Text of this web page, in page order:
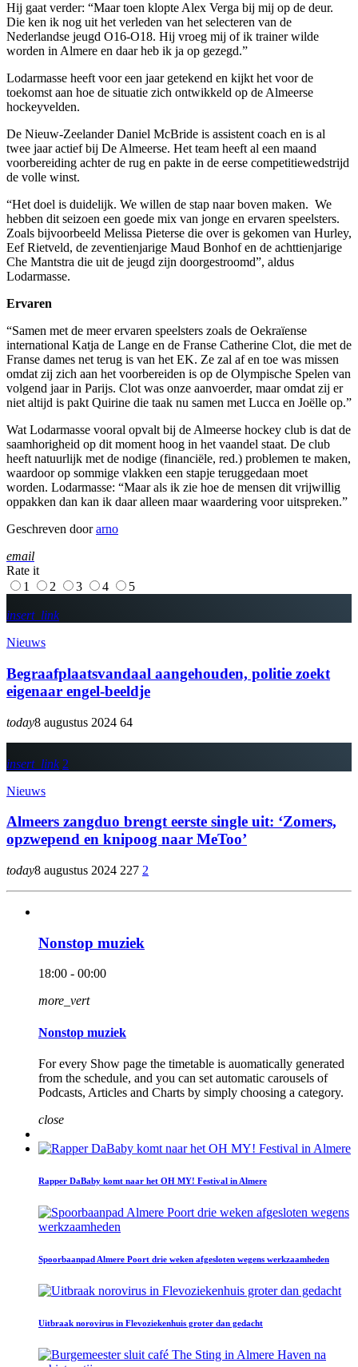
Hij gaat verder: “Maar toen klopte Alex Verga bij mij op de deur.
Die ken ik nog uit het verleden van het selecteren van de
Nederlandse jeugd O16-O18. Hij vroeg mij of ik trainer wilde
worden in Almere en daar heb ik ja op gezegd.”
Lodarmasse heeft voor een jaar getekend en kijkt het voor de
toekomst aan hoe de situatie zich ontwikkeld op de Almeerse
hockeyvelden.
De Nieuw-Zeelander Daniel McBride is assistent coach en is al
twee jaar actief bij De Almeerse. Het team heeft al een maand
voorbereiding achter de rug en pakte in de eerse competitiewedstrijd
de volle winst.
“Het doel is duidelijk. We willen de stap naar boven maken. We
hebben dit seizoen een goede mix van jonge en ervaren speelsters.
Zoals bijvoorbeeld Melissa Pieterse die over is gekomen van Hurley,
Eef Rietveld, de zeventienjarige Maud Bonhof en de achttienjarige
Che Mantstra die uit de jeugd zijn doorgestroomd”, aldus
Lodarmasse.
Ervaren
“Samen met de meer ervaren speelsters zoals de Oekraïense
international Katja de Lange en de Franse Catherine Clot, die met de
Franse dames net terug is van het EK. Ze zal af en toe was missen
omdat zij zich aan het voorbereiden is op de Olympische Spelen van
volgend jaar in Parijs. Clot was onze aanvoerder, maar omdat zij er
niet altijd is pakt Quirine die taak nu samen met Lucca en Joëlle op.”
Wat Lodarmasse vooral opvalt bij de Almeerse hockey club is dat de
saamhorigheid op dit moment hoog in het vaandel staat. De club
heeft natuurlijk met de nodige (financiële, red.) problemen te maken,
waardoor op sommige vlakken een stapje teruggedaan moet
worden. Lodarmasse: “Maar als ik zie hoe de mensen dit vrijwillig
oppakken dan kan ik daar alleen maar waardering voor uitspreken.”
Geschreven doorarno
email
Rate it
1
2 3 4 5
insert_link
Nieuws
Begraafplaatsvandaal aangehouden, politie zoekt
eigenaar engel-beeldje
today8 augustus 2024 64
insert_link 2
Nieuws
Almeers zangduo brengt eerste single uit: ‘Zomers,
opzwepend en knipoog naar MeToo’
today8 augustus 2024 227 2
Nonstop muziek
18:00 - 00:00
more_vert
Nonstop muziek
For every Show page the timetable is auomatically generated
from the schedule, and you can set automatic carousels of
Podcasts, Articles and Charts by simply choosing a category.
close
Rapper DaBaby komt naar het OH MY! Festival in Almere
Spoorbaanpad Almere Poort drie weken afgesloten wegens werkzaamheden
Uitbraak norovirus in Flevoziekenhuis groter dan gedacht